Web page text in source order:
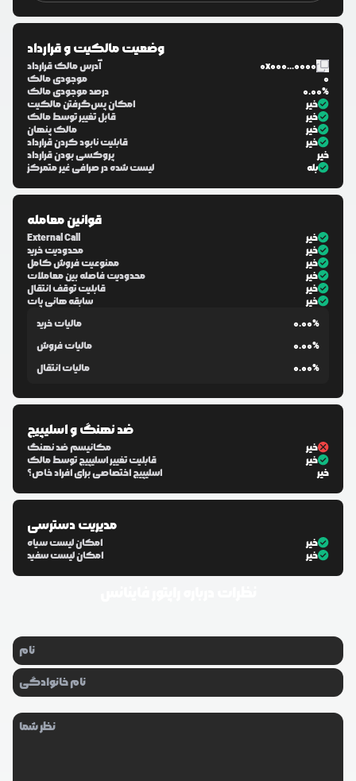
وضعیت مالکیت و قرارداد
آدرس مالک قرارداد
0x000...0000
موجودی مالک
0
درصد موجودی مالک
0.00%
امکان پس‌گرفتن مالکیت
خیر
قابل تغییر توسط مالک
خیر
مالک پنهان
خیر
قابلیت نابود کردن قرارداد
خیر
پروکسی بودن قرارداد
خیر
لیست شده در صرافی غیر متمرکز
بله
قوانین معامله
External Call
خیر
محدودیت خرید
خیر
ممنوعیت فروش کامل
خیر
محدودیت فاصله بین معاملات
خیر
قابلیت توقف انتقال
خیر
سابقه هانی پات
خیر
مالیات خرید
0.00%
مالیات فروش
0.00%
مالیات انتقال
0.00%
ضد نهنگ و اسلیپیج
مکانیسم ضد نهنگ
خیر
قابلیت تغییر اسلیپیج توسط مالک
خیر
اسلیپیج اختصاصی برای افراد خاص؟
خیر
مدیریت دسترسی
امکان لیست سیاه
خیر
امکان لیست سفید
خیر